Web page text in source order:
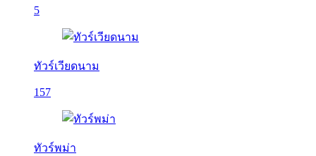
5
ทัวร์เวียดนาม
157
ทัวร์พม่า